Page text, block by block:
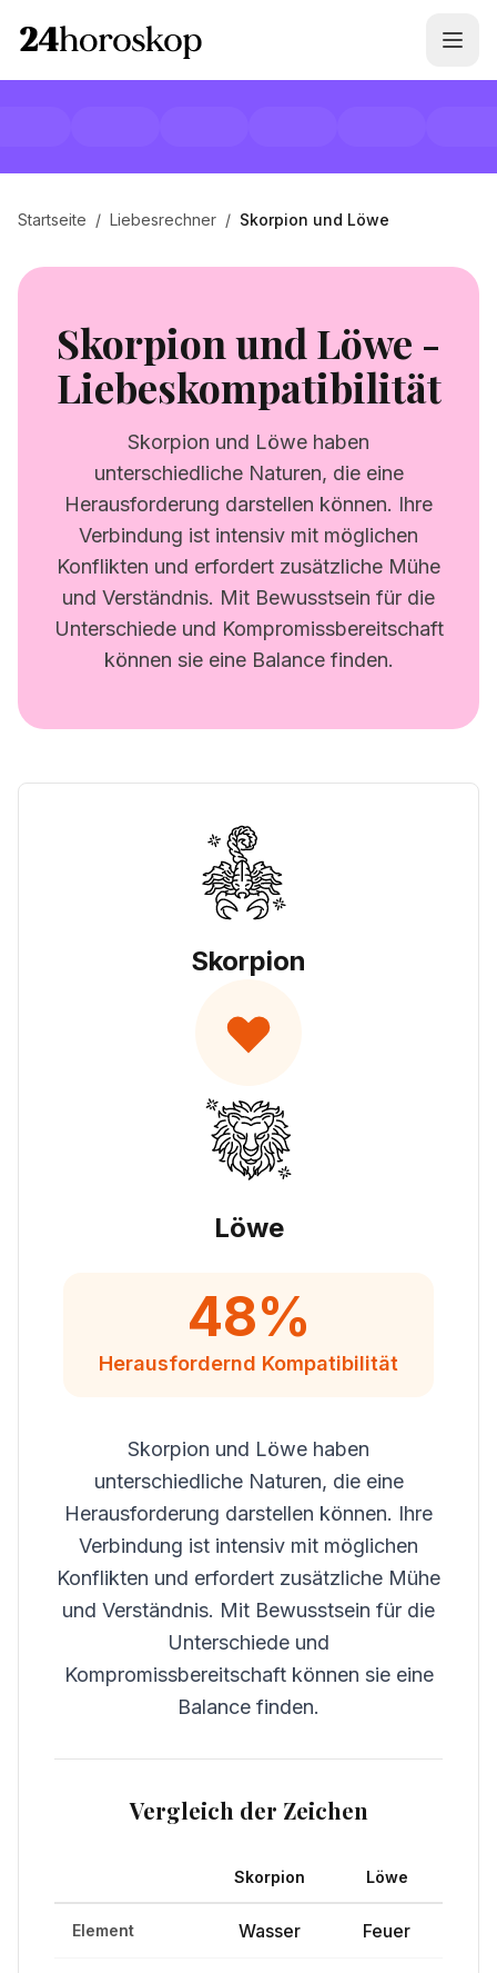
Startseite / Liebesrechner / Skorpion und Löwe
Skorpion und Löwe -
Liebeskompatibilität
Skorpion und Löwe haben
unterschiedliche Naturen, die eine
Herausforderung darstellen können. Ihre
Verbindung ist intensiv mit möglichen
Konflikten und erfordert zusätzliche Mühe
und Verständnis. Mit Bewusstsein für die
Unterschiede und Kompromissbereitschaft
können sie eine Balance finden.
Skorpion
Löwe
48%
Herausfordernd Kompatibilität
Skorpion und Löwe haben
unterschiedliche Naturen, die eine
Herausforderung darstellen können. Ihre
Verbindung ist intensiv mit möglichen
Konflikten und erfordert zusätzliche Mühe
und Verständnis. Mit Bewusstsein für die
Unterschiede und
Kompromissbereitschaft können sie eine
Balance finden.
Vergleich der Zeichen
Skorpion Löwe
Element Wasser Feuer